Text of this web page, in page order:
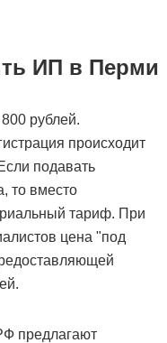
ИП в Перми
рублей.
происходит
подавать
то вместо
тариф. При
цена "под
предлагают